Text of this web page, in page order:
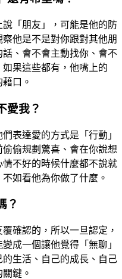
「朋友」，可能是他的防
他是不是對你跟對其他朋
、會不會主動找你、會不
果這些都有，他嘴上的
口。
愛我？
表達愛的方式是「行動」
偷規劃驚喜、會在你說想
不好的時候什麼都不說就
如看他為你做了什麼。
？
確認的，所以一旦認定，
成一個讓他覺得「無聊」
生活、自己的成長、自己
鍵。